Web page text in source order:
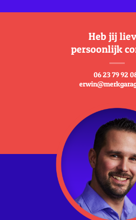
Heb jij
persoonlijk
06 23 79 92